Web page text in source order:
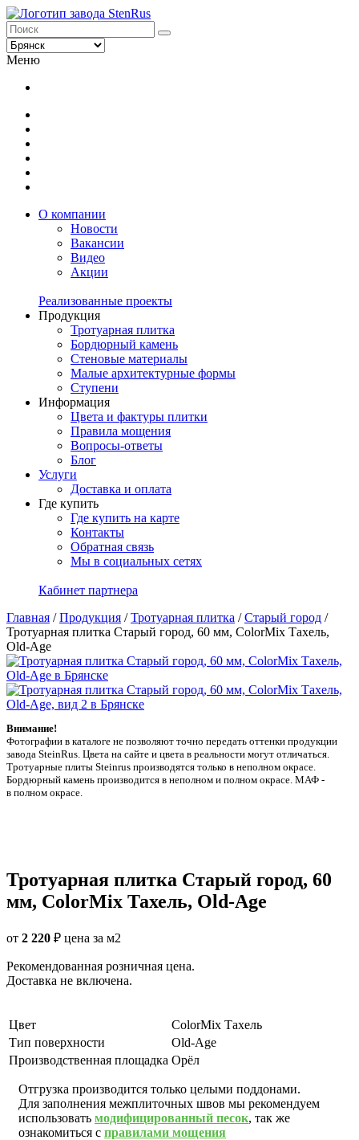
Меню
О компании
Новости
Вакансии
Видео
Акции
Реализованные проекты
Продукция
Тротуарная плитка
Бордюрный камень
Стеновые материалы
Малые архитектурные формы
Ступени
Информация
Цвета и фактуры плитки
Правила мощения
Вопросы-ответы
Блог
Услуги
Доставка и оплата
Где купить
Где купить на карте
Контакты
Обратная связь
Мы в социальных сетях
Кабинет партнера
Главная /Продукция /Тротуарная плитка /Старый город /
Тротуарная плитка Старый город, 60 мм, ColorMix Тахель,
Old-Age
Внимание!
Фотографии в каталоге не позволяют точно передать оттенки продукции
заводa SteinRus. Цвета на сайте и цвета в реальности могут отличаться.
Тротуарные плиты Steinrus производятся только в неполном окрасе.
Бордюрный камень производится в неполном и полном окрасе. МАФ -
в полном окрасе.
Тротуарная плитка Старый город, 60
мм, ColorMix Тахель, Old-Age
от 2 220 ₽ цена за м2
Рекомендованная розничная цена.
Доставка не включена.
Цвет
ColorMix Тахель
Тип поверхности
Old-Age
Производственная площадка Орёл
Отгрузка производится только целыми поддонами.
Для заполнения межплиточных швов мы рекомендуем
использовать модифицированный песок, так же
ознакомиться с правилами мощения